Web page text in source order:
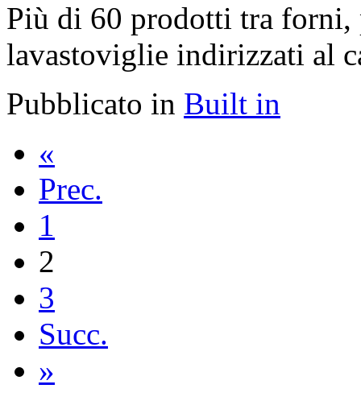
Più di 60 prodotti tra
lavastoviglie indirizzati al
Pubblicato in Built in
«
Prec.
1
2
3
Succ.
»